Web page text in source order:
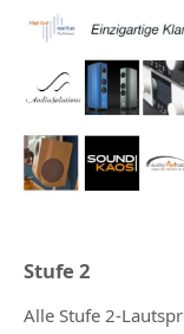
Stufe 2
Alle Stufe 2-